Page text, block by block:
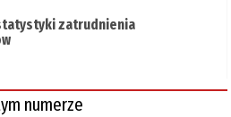
zatrudnienia
numerze